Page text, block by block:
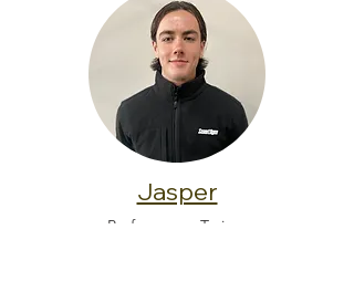
Jasper
Performance Trainer